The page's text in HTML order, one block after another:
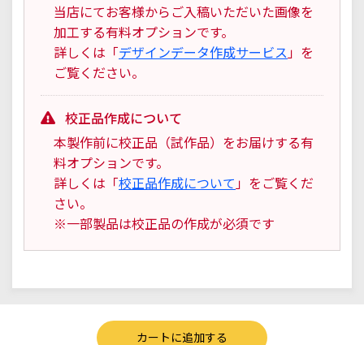
当店にてお客様からご入稿いただいた画像を
加工する有料オプションです。
詳しくは「デザインデータ作成サービス 」を
ご覧ください。
校正品作成について
本製作前に校正品（試作品）をお届けする有
料オプションです。
詳しくは「校正品作成について 」をご覧くだ
さい。
※一部製品は校正品の作成が必須です